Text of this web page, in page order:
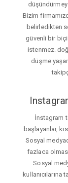
Bizim
belirledikten
güvenli bir
istenmez.
düşme
İnstagram
başlayanlar,
Sosyal
fazlaca
Sosyal